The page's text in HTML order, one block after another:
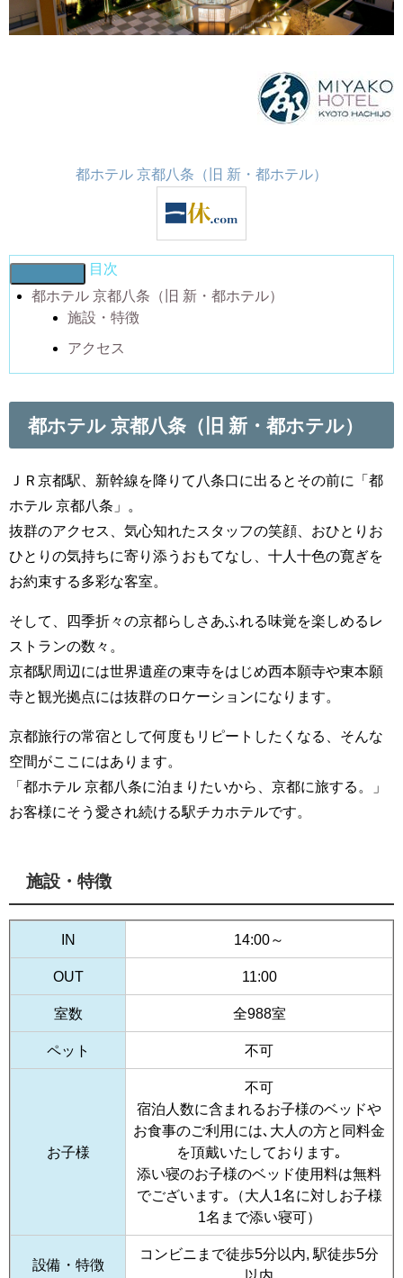
都ホテル 京都八条（旧 新・都ホテル）
目次
都ホテル 京都八条（旧 新・都ホテル）
施設・特徴
アクセス
都ホテル 京都八条（旧 新・都ホテル）
ＪＲ京都駅、新幹線を降りて八条口に出るとその前に「都
ホテル 京都八条」。
抜群のアクセス、気心知れたスタッフの笑顔、おひとりお
ひとりの気持ちに寄り添うおもてなし、十人十色の寛ぎを
お約束する多彩な客室。
そして、四季折々の京都らしさあふれる味覚を楽しめるレ
ストランの数々。
京都駅周辺には世界遺産の東寺をはじめ西本願寺や東本願
寺と観光拠点には抜群のロケーションになります。
京都旅行の常宿として何度もリピートしたくなる、そんな
空間がここにはあります。
「都ホテル 京都八条に泊まりたいから、京都に旅する。」
お客様にそう愛され続ける駅チカホテルです。
施設・特徴
IN 14:00～
OUT 11:00
室数 全988室
ペット 不可
お子様
不可
宿泊人数に含まれるお子様のベッドや
お食事のご利用には､大人の方と同料金
を頂戴いたしております｡
添い寝のお子様のベッド使用料は無料
でございます｡（大人1名に対しお子様
1名まで添い寝可）
設備・特徴
コンビニまで徒歩5分以内, 駅徒歩5分
以内